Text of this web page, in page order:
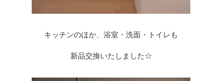
キッチンのほか、浴室・洗面・トイレも
新品交換いたしました☆